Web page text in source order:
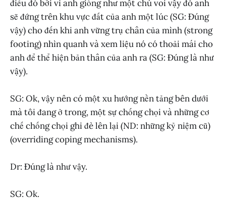
điều đó bởi vì anh giống như một chú voi vậy đó anh
sẽ đứng trên khu vực đất của anh một lúc (SG: Đúng
vậy) cho đến khi anh vững trụ chân của mình (strong
footing) nhìn quanh và xem liệu nó có thoải mái cho
anh để thể hiện bản thân của anh ra (SG: Đúng là như
vậy).
SG: Ok, vậy nên có một xu hướng nền tảng bên dưới
mà tôi đang ở trong, một sự chống chọi và những cơ
chế chống chọi ghi đè lên lại (ND: những kỷ niệm cũ)
(overriding coping mechanisms).
Dr: Đúng là như vậy.
SG: Ok.